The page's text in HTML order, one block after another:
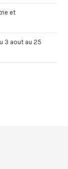
et
3 aout au 25